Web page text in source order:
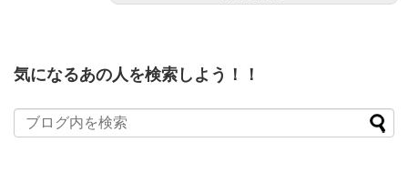
気になるあの人を検索しよう！！